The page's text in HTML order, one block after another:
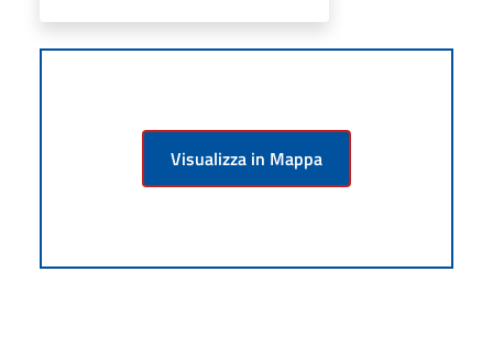
Visualizza in Mappa